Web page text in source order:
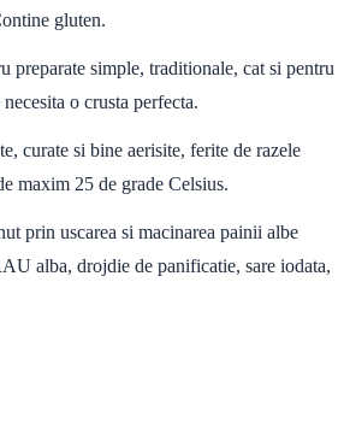
gluten.
preparate simple, traditionale, cat si pentru
o crusta perfecta.
curate si bine aerisite, ferite de razele
maxim 25 de grade Celsius.
prin uscarea si macinarea painii albe
alba, drojdie de panificatie, sare iodata,